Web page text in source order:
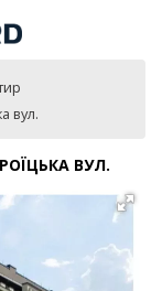
вул.
ВУЛ.